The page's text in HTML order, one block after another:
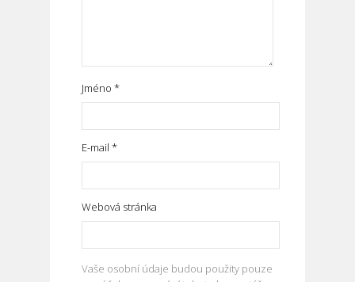
Jméno *
E-mail *
Webová stránka
Vaše osobní údaje budou použity pouze